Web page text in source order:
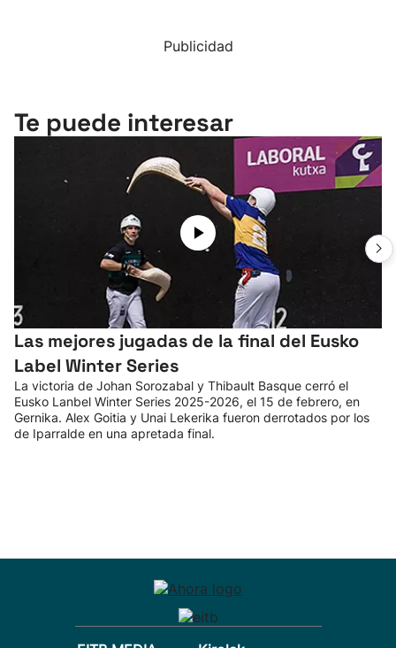
Publicidad
Te puede interesar
Las mejores jugadas de la final del Eusko
Label Winter Series
La victoria de Johan Sorozabal y Thibault Basque cerró el
Eusko Lanbel Winter Series 2025-2026, el 15 de febrero, en
Gernika. Alex Goitia y Unai Lekerika fueron derrotados por los
de Iparralde en una apretada final.